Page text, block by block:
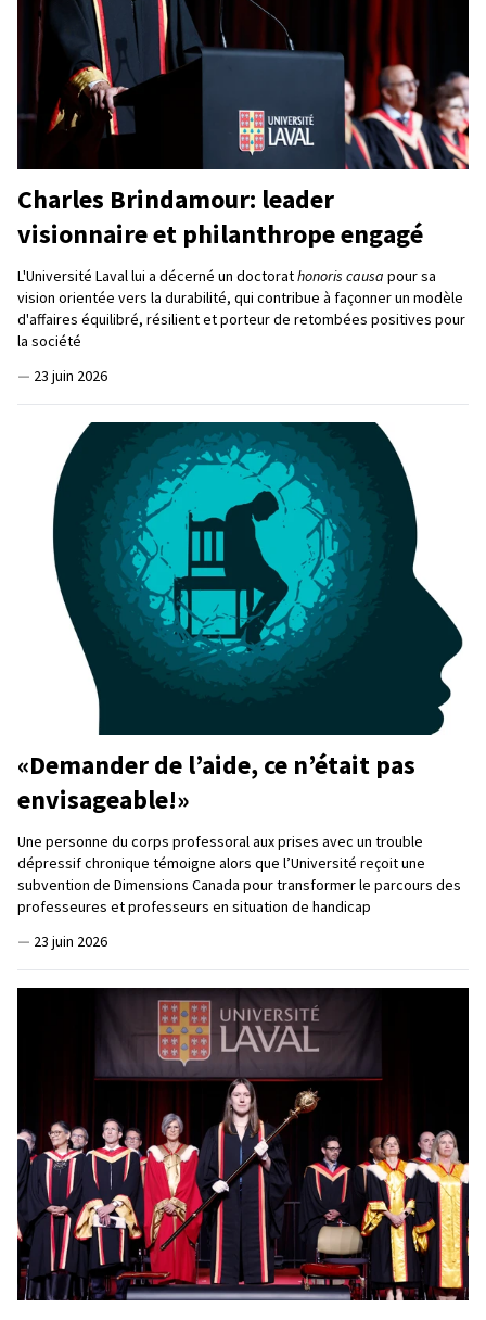
Charles Brindamour: leader
visionnaire et philanthrope engagé
L'Université Laval lui a décerné un doctorathonoris causa pour sa
vision orientée vers la durabilité, qui contribue à façonner un modèle
d'affaires équilibré, résilient et porteur de retombées positives pour
la société
— 23 juin 2026
«Demander de l’aide, ce n’était pas
envisageable!»
Une personne du corps professoral aux prises avec un trouble
dépressif chronique témoigne alors que l’Université reçoit une
subvention de Dimensions Canada pour transformer le parcours des
professeures et professeurs en situation de handicap
— 23 juin 2026